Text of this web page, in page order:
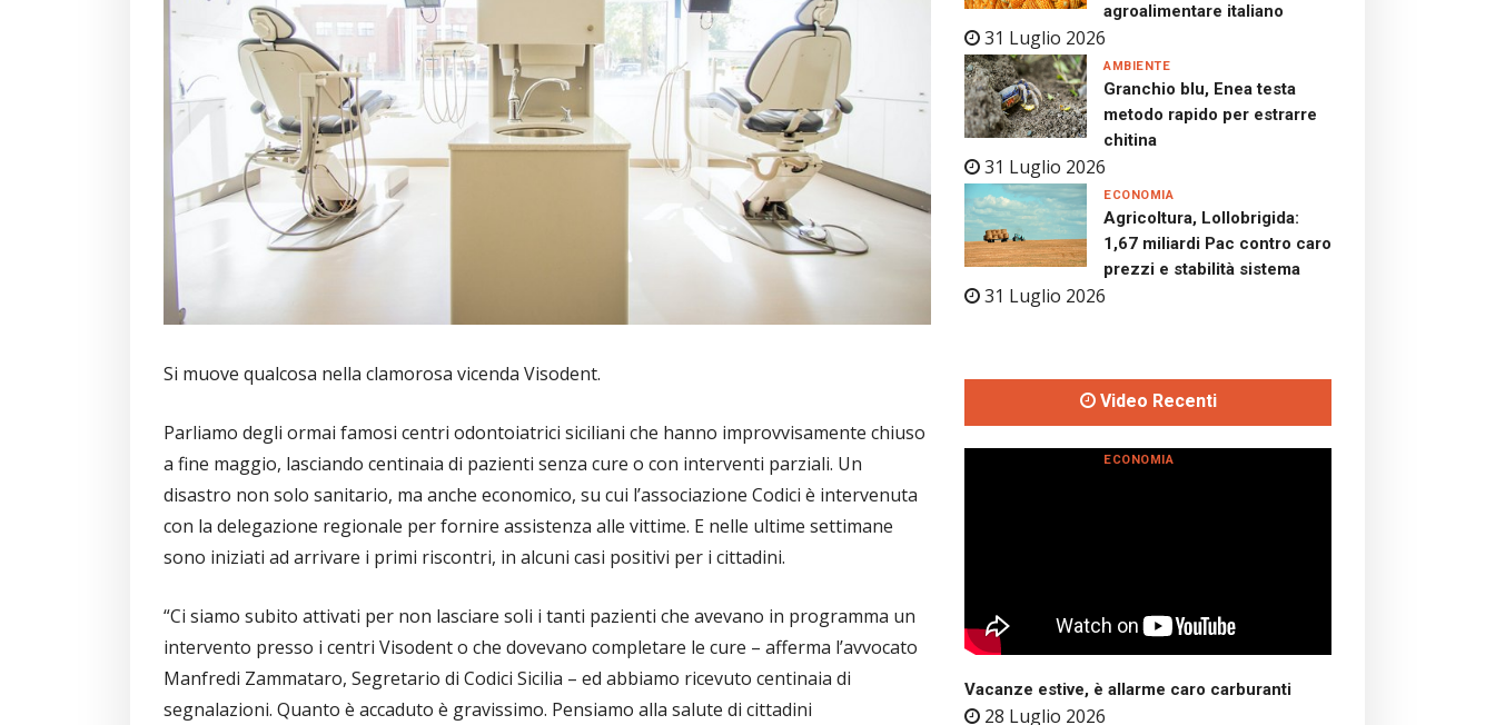
Si muove qualcosa nella clamorosa vicenda Visodent.
Parliamo degli ormai famosi centri odontoiatrici siciliani che hanno improvvisamente chiuso
a fine maggio, lasciando centinaia di pazienti senza cure o con interventi parziali. Un
disastro non solo sanitario, ma anche economico, su cui l’associazione Codici è intervenuta
con la delegazione regionale per fornire assistenza alle vittime. E nelle ultime settimane
sono iniziati ad arrivare i primi riscontri, in alcuni casi positivi per i cittadini.
“Ci siamo subito attivati per non lasciare soli i tanti pazienti che avevano in programma un
intervento presso i centri Visodent o che dovevano completare le cure – afferma l’avvocato
Manfredi Zammataro, Segretario di Codici Sicilia – ed abbiamo ricevuto centinaia di
segnalazioni. Quanto è accaduto è gravissimo. Pensiamo alla salute di cittadini
agroalimentare italiano
31 Luglio 2026
Granchio blu, Enea testa
metodo rapido per estrarre
chitina
31 Luglio 2026
AMBIENTE
Agricoltura, Lollobrigida:
1,67 miliardi Pac contro caro
prezzi e stabilità sistema
31 Luglio 2026
ECONOMIA
Video Recenti
Vacanze estive, è allarme caro carburanti
28 Luglio 2026
ECONOMIA